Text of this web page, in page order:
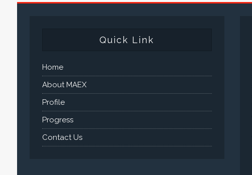
Quick Link
Home
About MAEX
Profile
Progress
Contact Us